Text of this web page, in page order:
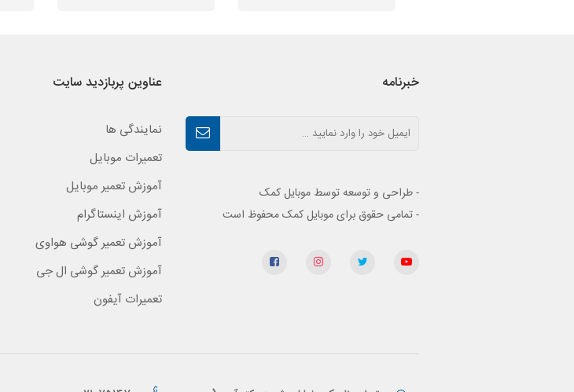
خبرنامه
- طراحی و توسعه توسط موبایل کمک
- تمامی حقوق برای موبایل کمک محفوظ است
عناوین پربازدید سایت
نمایندگی ها
تعمیرات موبایل
آموزش تعمیر موبایل
آموزش اینستاگرام
آموزش تعمیر گوشی هواوی
آموزش تعمیر گوشی ال جی
تعمیرات آیفون